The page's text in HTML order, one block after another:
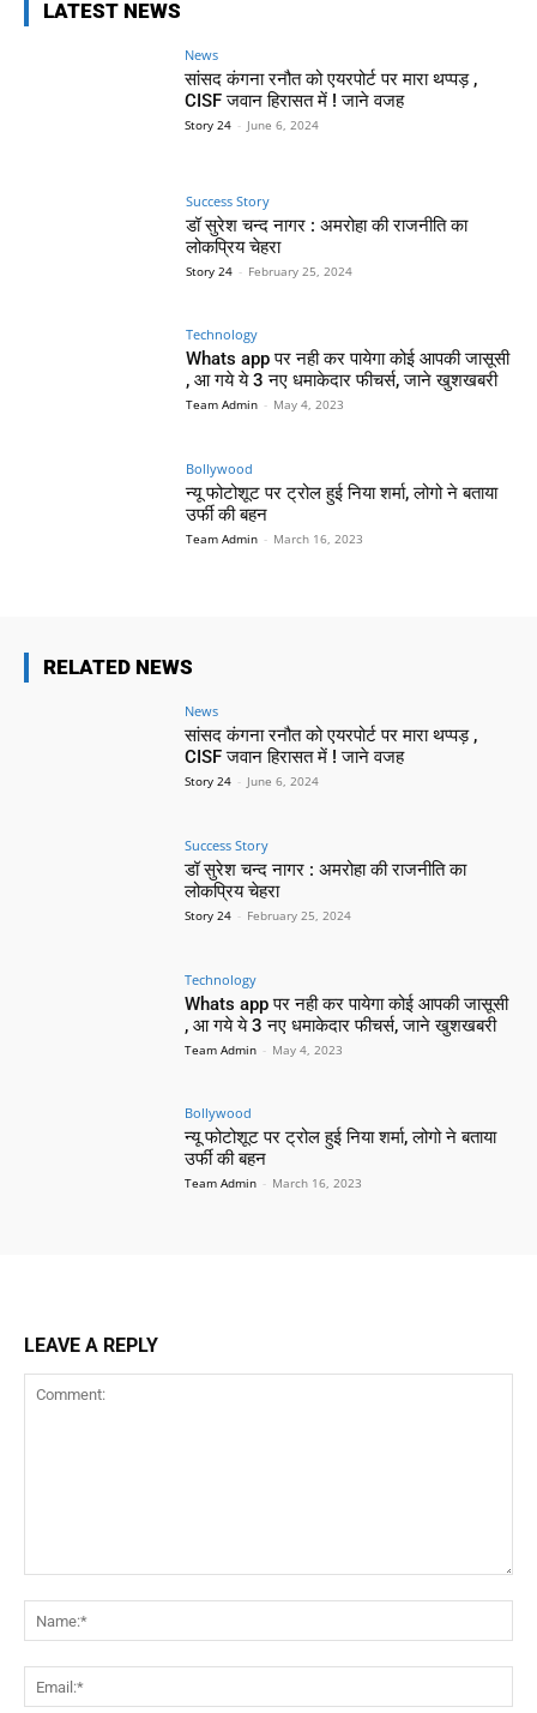
LATEST NEWS
News
सांसद कंगना रनौत को एयरपोर्ट पर मारा थप्पड़ ,
CISF जवान हिरासत में ! जाने वजह
Story 24 - June 6, 2024
Success Story
डॉ सुरेश चन्द नागर : अमरोहा की राजनीति का
लोकप्रिय चेहरा
Story 24 - February 25, 2024
Technology
Whats app पर नही कर पायेगा कोई आपकी जासूसी
, आ गये ये 3 नए धमाकेदार फीचर्स, जाने खुशखबरी
Team Admin - May 4, 2023
Bollywood
न्यू फोटोशूट पर ट्रोल हुई निया शर्मा, लोगो ने बताया
उर्फी की बहन
Team Admin - March 16, 2023
RELATED NEWS
News
सांसद कंगना रनौत को एयरपोर्ट पर मारा थप्पड़ ,
CISF जवान हिरासत में ! जाने वजह
Story 24 - June 6, 2024
Success Story
डॉ सुरेश चन्द नागर : अमरोहा की राजनीति का
लोकप्रिय चेहरा
Story 24 - February 25, 2024
Technology
Whats app पर नही कर पायेगा कोई आपकी जासूसी
, आ गये ये 3 नए धमाकेदार फीचर्स, जाने खुशखबरी
Team Admin - May 4, 2023
Bollywood
न्यू फोटोशूट पर ट्रोल हुई निया शर्मा, लोगो ने बताया
उर्फी की बहन
Team Admin - March 16, 2023
LEAVE A REPLY